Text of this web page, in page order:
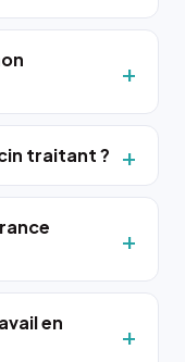
traitant ?
en